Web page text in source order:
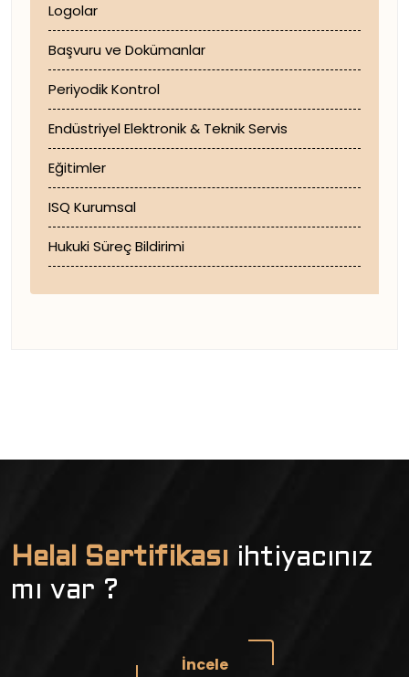
Logolar
Başvuru ve Dokümanlar
Periyodik Kontrol
Endüstriyel Elektronik & Teknik Servis
Eğitimler
ISQ Kurumsal
Hukuki Süreç Bildirimi
Helal Sertifikası ihtiyacınız
mı var ?
İncele